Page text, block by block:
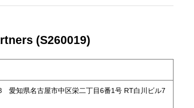
(S260019)
愛知県名古屋市中区栄二丁目6番1号 RT白川ビル7